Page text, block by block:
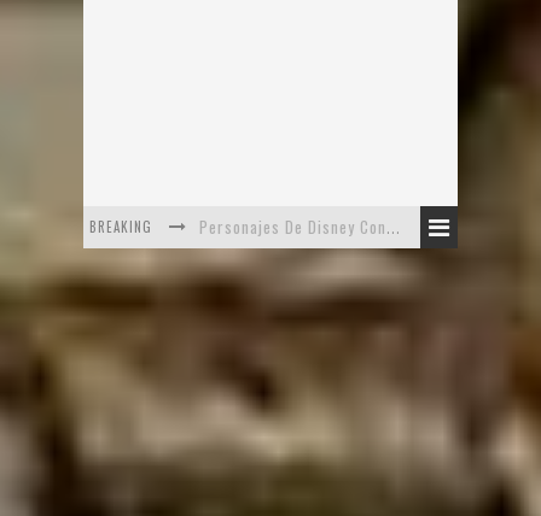
BREAKING
Safari de Oficina
The Company, Segundo Lugar - Vibe Dance Competition